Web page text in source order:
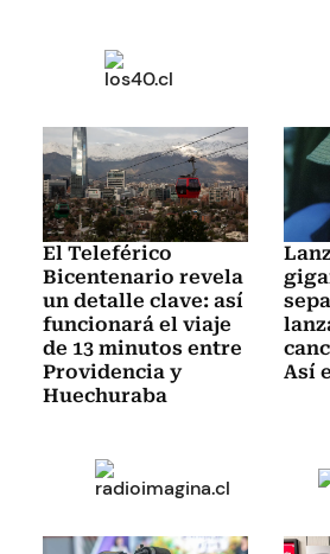
El Teleférico
Bicentenario revela
un detalle clave: así
funcionará el viaje
de 13 minutos entre
Providencia y
Huechuraba
Así